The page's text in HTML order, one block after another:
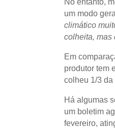
um modo
climático
colheita, mas
Em
produtor tem
colheu 1/3 da
Há algumas
um boletim
fevereiro,